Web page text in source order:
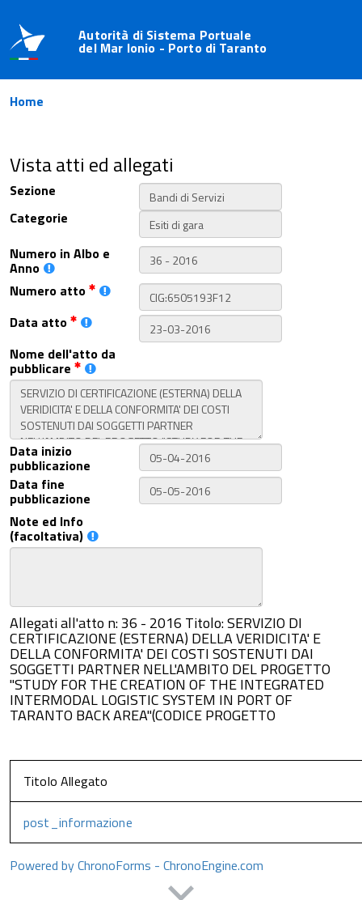
Autorità di Sistema Portuale
del Mar Ionio - Porto di Taranto
Home
Vista atti ed allegati
Sezione
Categorie
Numero in Albo e
Anno
Numero atto
Data atto
Nome dell'atto da
pubblicare
Data inizio
pubblicazione
Data fine
pubblicazione
Note ed Info
(facoltativa)
Allegati all'atto n: 36 - 2016 Titolo: SERVIZIO DI
CERTIFICAZIONE (ESTERNA) DELLA VERIDICITA' E
DELLA CONFORMITA' DEI COSTI SOSTENUTI DAI
SOGGETTI PARTNER NELL'AMBITO DEL PROGETTO
"STUDY FOR THE CREATION OF THE INTEGRATED
INTERMODAL LOGISTIC SYSTEM IN PORT OF
TARANTO BACK AREA"(CODICE PROGETTO
Titolo Allegato
post_informazione
Powered by ChronoForms - ChronoEngine.com